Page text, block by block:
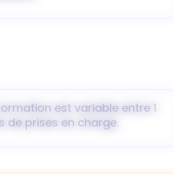
est variable entre 1
de prises en charge.